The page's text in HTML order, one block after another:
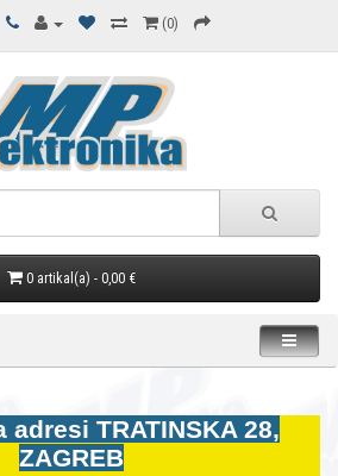
(0)
0 artikal(a) - 0,00 €
adresi TRATINSKA 28,
ZAGREB